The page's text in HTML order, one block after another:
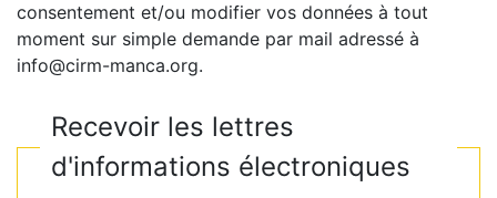
consentement et/ou modifier vos données à tout
moment sur simple demande par mail adressé à
info@cirm-manca.org.
Recevoir les lettres
d'informations électroniques